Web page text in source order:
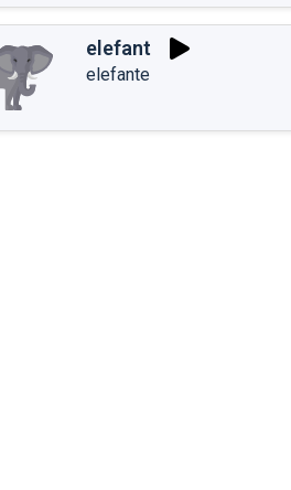
elefant
elefante